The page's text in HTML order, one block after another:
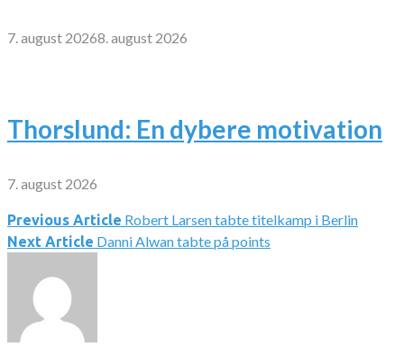
7. august 20268. august 2026
Thorslund: En dybere motivation
7. august 2026
Indlægsnavigation
Previous Article Robert Larsen tabte titelkamp i Berlin
Next Article Danni Alwan tabte på points